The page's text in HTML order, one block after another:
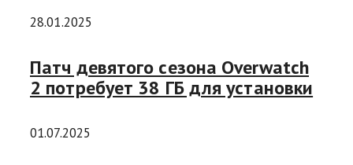
28.01.2025
Патч девятого сезона Overwatch
2 потребует 38 ГБ для установки
01.07.2025